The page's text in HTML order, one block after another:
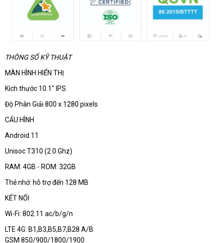
THÔNG SỐ KỸ THUẬT
MÀN HÌNH HIỂN THỊ
Kích thước 10.1" IPS
Độ Phân Giải 800 x 1280 pixels
CẤU HÌNH
Android 11
Unisoc T310 (2.0 Ghz)
RAM: 4GB - ROM: 32GB
Thẻ nhớ: hỗ trợ đến 128 MB
KẾT NỐI
Wi-Fi: 802.11 ac/b/g/n
LTE 4G: B1,B3,B5,B7,B28 A/B
GSM 850/900/1800/1900